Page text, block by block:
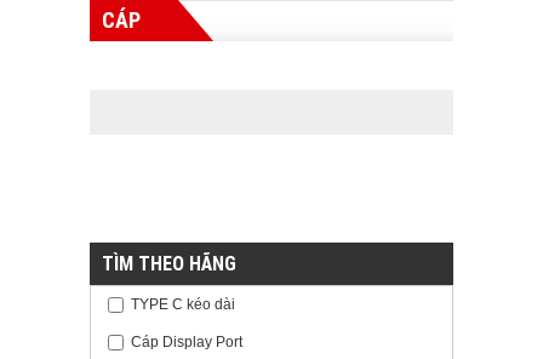
CÁP
TÌM THEO HÃNG
TYPE C kéo dài
Cáp Display Port